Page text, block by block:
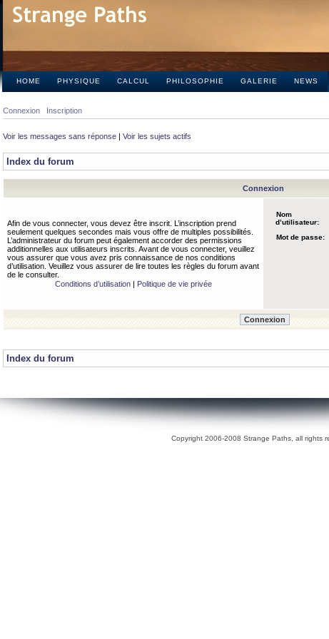
HOME PHYSIQUE CALCUL PHILOSOPHIE GALERIE NEWS
Connexion Inscription
Voir les messages sans réponse | Voir les sujets actifs
Index du forum
Connexion
Afin de vous connecter, vous devez être inscrit. L’inscription prend
seulement quelques secondes mais vous offre de multiples possibilités.
L’administrateur du forum peut également accorder des permissions
additionnelles aux utilisateurs inscrits. Avant de vous connecter, veuillez
vous assurer que vous avez pris connaissance de nos conditions
d’utilisation. Veuillez vous assurer de lire toutes les règles du forum avant
de le consulter.
Conditions d’utilisation| Politique de vie privée
Nom
d’utilisateur:
Mot de passe:
Index du forum
Copyright 2006-2008 Strange Paths, all rights